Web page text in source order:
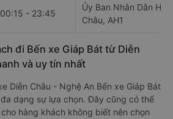
00:15 - 23:45
Ủy Ban Nhân Dân
Châu, AH1
đi Bến xe Giáp Bát từ Diễn
và uy tín nhất
Diễn Châu - Nghệ An Bến xe Giáp Bát
dạng sự lựa chọn. Đây cũng có thể
hàng khách không biết nên chọn